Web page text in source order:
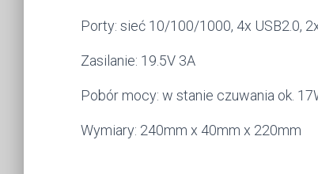
Porty: sieć 10/100/1000, 4x USB2.0,
Zasilanie: 19.5V 3A
Pobór mocy: w stanie czuwania ok.
Wymiary: 240mm x 40mm x 220mm